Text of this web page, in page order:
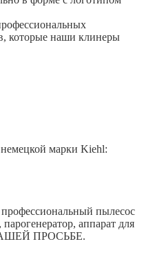
которые наши клинеры
марки Kiehl:
пылесос
аппарат для
ПРОСЬБЕ.